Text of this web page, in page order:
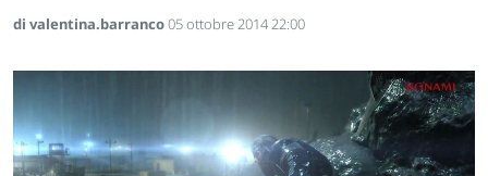
di valentina.barranco05 ottobre 2014 22:00